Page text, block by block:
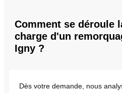
Comment se déroule
charge d'un
Igny ?
Dès votre demande, nous